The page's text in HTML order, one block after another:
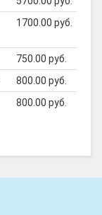
1700.00 руб.
750.00 руб.
800.00 руб.
800.00 руб.